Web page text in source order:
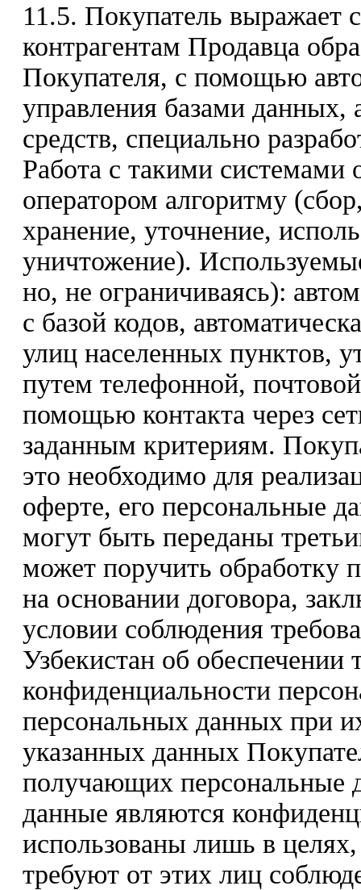
11.5. Покупатель выражает
контрагентам Продавца
Покупателя, с помощью
управления базами
средств, специально
Работа с такими системами
оператором алгоритму
хранение, уточнение,
уничтожение).
но, не ограничиваясь):
с базой кодов,
улиц населенных пунктов,
путем телефонной,
помощью контакта через
заданным критериям.
это необходимо для
оферте, его персональные
могут быть переданы
может поручить обработку
на основании договора,
условии соблюдения
Узбекистан об
конфиденциальности
персональных данных при
указанных данных
получающих персональные
данные являются
использованы лишь в
требуют от этих лиц